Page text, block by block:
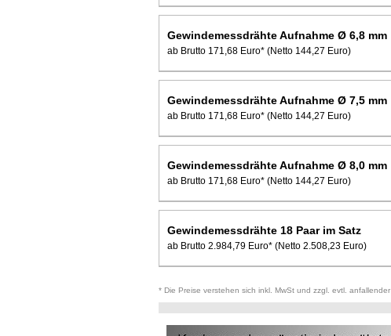
Gewindemessdrähte Aufnahme Ø 6,8 mm
ab Brutto 171,68 Euro* (Netto 144,27 Euro)
Gewindemessdrähte Aufnahme Ø 7,5 mm
ab Brutto 171,68 Euro* (Netto 144,27 Euro)
Gewindemessdrähte Aufnahme Ø 8,0 mm
ab Brutto 171,68 Euro* (Netto 144,27 Euro)
Gewindemessdrähte 18 Paar im Satz
ab Brutto 2.984,79 Euro* (Netto 2.508,23 Euro)
* Die Preise verstehen sich inkl. MwSt und zzgl. evtl. anfallender